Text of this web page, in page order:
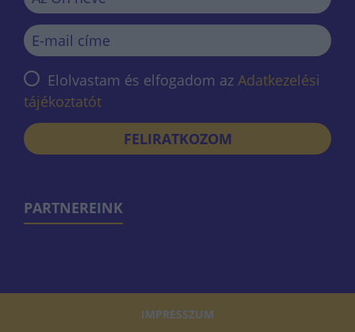
Elolvastam és elfogadom az Adatkezelési
tájékoztatót
FELIRATKOZOM
PARTNEREINK
IMPRESSZUM